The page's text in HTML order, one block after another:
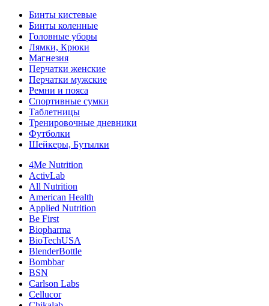
Бинты кистевые
Бинты коленные
Головные уборы
Лямки, Крюки
Магнезия
Перчатки женские
Перчатки мужские
Ремни и пояса
Спортивные сумки
Таблетницы
Тренировочные дневники
Футболки
Шейкеры, Бутылки
4Me Nutrition
ActivLab
All Nutrition
American Health
Applied Nutrition
Be First
Biopharma
BioTechUSA
BlenderBottle
Bombbar
BSN
Carlson Labs
Cellucor